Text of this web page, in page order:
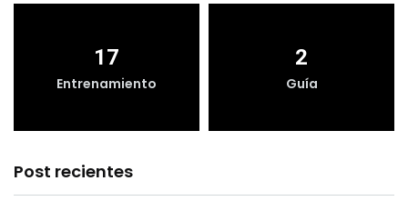
17
Entrenamiento
2
Guía
Post recientes